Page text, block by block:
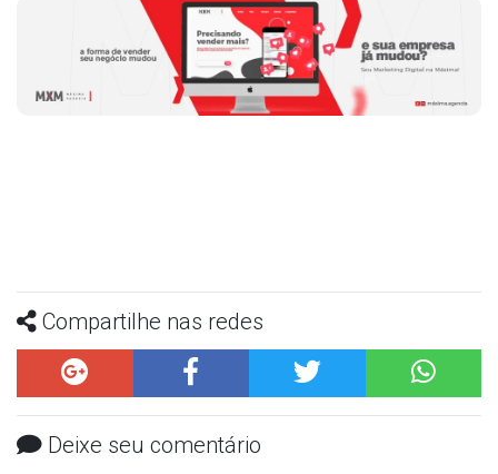
Compartilhe nas redes
Deixe seu comentário